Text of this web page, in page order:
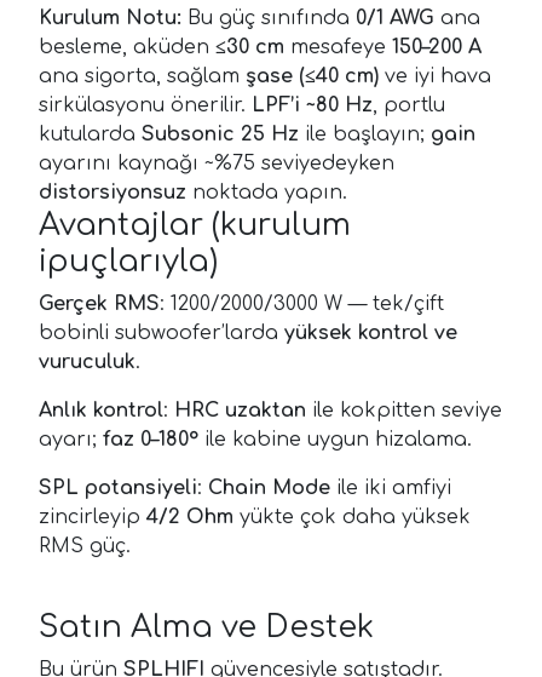
Kurulum Notu: Bu güç sınıfında 0/1 AWG ana
besleme, aküden ≤30 cm mesafeye 150–200 A
ana sigorta, sağlam şase (≤40 cm) ve iyi hava
sirkülasyonu önerilir. LPF’i ~80 Hz, portlu
kutularda Subsonic 25 Hz ile başlayın; gain
ayarını kaynağı ~%75 seviyedeyken
distorsiyonsuz noktada yapın.
Avantajlar (kurulum
ipuçlarıyla)
Gerçek RMS: 1200/2000/3000 W — tek/çift
bobinli subwoofer’larda yüksek kontrol ve
vuruculuk.
Anlık kontrol: HRC uzaktan ile kokpitten seviye
ayarı; faz 0–180° ile kabine uygun hizalama.
SPL potansiyeli: Chain Mode ile iki amfiyi
zincirleyip 4/2 Ohm yükte çok daha yüksek
RMS güç.
Satın Alma ve Destek
Bu ürün SPLHIFI güvencesiyle satıştadır.